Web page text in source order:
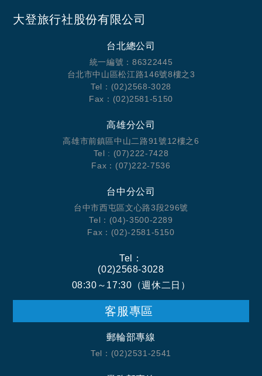
大登旅行社股份有限公司
台北總公司
統一編號：86322445
台北市中山區松江路146號8樓之3
Tel：(02)2568-3028
Fax：(02)2581-5150
高雄分公司
高雄市前鎮區中山二路91號12樓之6
Tel : (07)222-7428
Fax：(07)222-7536
台中分公司
台中市西屯區文心路3段296號
Tel：(04)-3500-2289
Fax：(02)-2581-5150
Tel：
(02)2568-3028
08:30～17:30（週休二日）
客服專區
郵輪部專線
Tel：(02)2531-2541